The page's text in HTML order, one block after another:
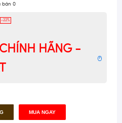
bán 0
-22%
HÃNG -
?
MUA NGAY